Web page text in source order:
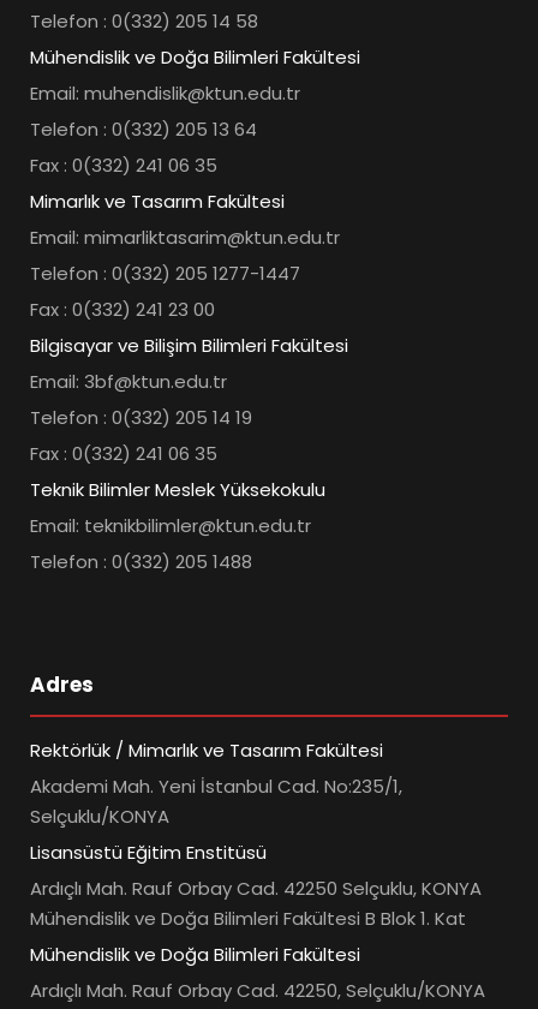
Telefon : 0(332) 205 14 58
Mühendislik ve Doğa Bilimleri Fakültesi
Email: muhendislik@ktun.edu.tr
Telefon : 0(332) 205 13 64
Fax : 0(332) 241 06 35
Mimarlık ve Tasarım Fakültesi
Email: mimarliktasarim@ktun.edu.tr
Telefon : 0(332) 205 1277-1447
Fax : 0(332) 241 23 00
Bilgisayar ve Bilişim Bilimleri Fakültesi
Email: 3bf@ktun.edu.tr
Telefon : 0(332) 205 14 19
Fax : 0(332) 241 06 35
Teknik Bilimler Meslek Yüksekokulu
Email: teknikbilimler@ktun.edu.tr
Telefon : 0(332) 205 1488
Adres
Rektörlük / Mimarlık ve Tasarım Fakültesi
Akademi Mah. Yeni İstanbul Cad. No:235/1,
Selçuklu/KONYA
Lisansüstü Eğitim Enstitüsü
Ardıçlı Mah. Rauf Orbay Cad. 42250 Selçuklu, KONYA
Mühendislik ve Doğa Bilimleri Fakültesi B Blok 1. Kat
Mühendislik ve Doğa Bilimleri Fakültesi
Ardıçlı Mah. Rauf Orbay Cad. 42250, Selçuklu/KONYA